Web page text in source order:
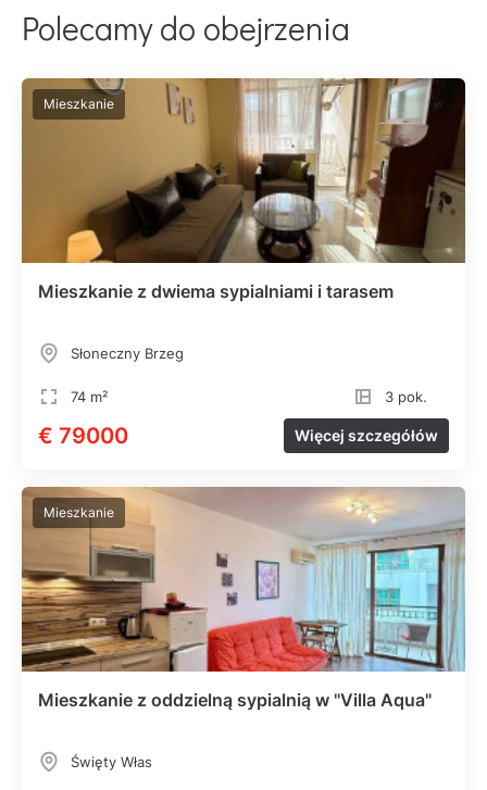
Polecamy do obejrzenia
Mieszkanie
Mieszkanie z dwiema sypialniami i tarasem
Słoneczny Brzeg
74 m² 3 pok.
€ 79000 Więcej szczegółów
Mieszkanie
Mieszkanie z oddzielną sypialnią w "Villa Aqua"
Święty Włas